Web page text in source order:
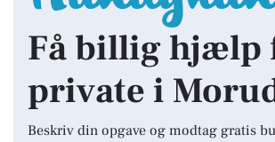
Få billig hjælp
private i
Beskriv din opgave og modtag gratis